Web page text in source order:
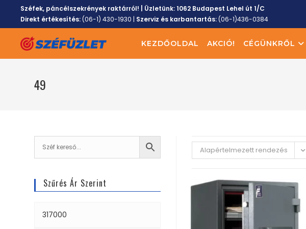
Széfek, páncélszekrények raktárról! | Üzletünk:1062 Budapest Lehel út 1/C
Direkt értékesítés:(06-1) 430-1930 | Szerviz és karbantartás:(06-1)436-0384
KEZDŐOLDAL AKCIÓ! CÉGÜNKRŐL
49
Alapértelmezett rendezés
Szűrés Ár Szerint